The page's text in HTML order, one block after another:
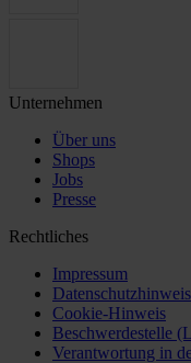
Unternehmen
Über uns
Shops
Jobs
Presse
Rechtliches
Impressum
Cookie-Hinweis
Beschwerdestelle
Verantwortung in